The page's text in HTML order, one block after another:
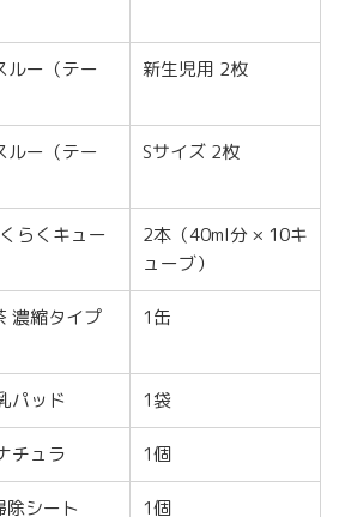
ルー（テー
新生児用 2枚
ルー（テー
Sサイズ 2枚
らくキュー
2本（40ml分 × 10キ
ューブ）
濃縮タイプ
1缶
パッド 1袋
チュラ 1個
除シート 1個